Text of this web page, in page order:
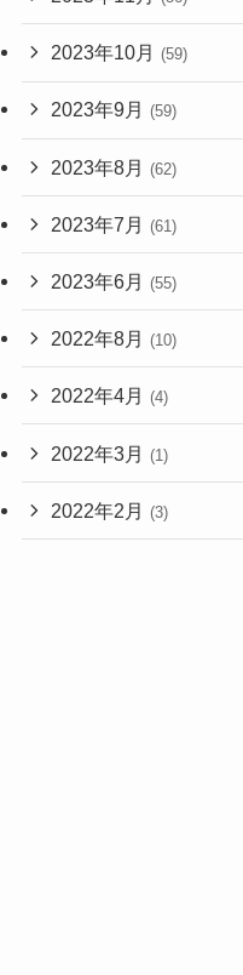
2023年10月 (59)
2023年9月 (59)
2023年8月 (62)
2023年7月 (61)
2023年6月 (55)
2022年8月 (10)
2022年4月 (4)
2022年3月 (1)
2022年2月 (3)